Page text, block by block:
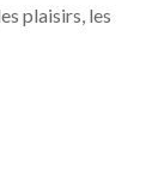
plaisirs, les